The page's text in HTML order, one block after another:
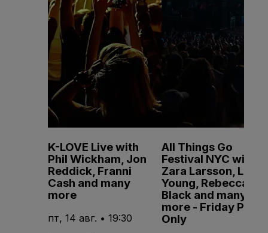
K-LOVE Live with
Phil Wickham, Jon
Reddick, Franni
Cash and many
more
пт, 14 авг. • 19:30
All Things Go
Festival NYC with
Zara Larsson, Lola
Young, Rebecca
Black and many
more - Friday Pass
Only